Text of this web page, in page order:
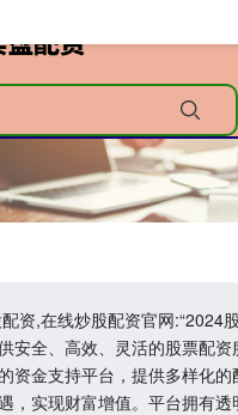
资,在线炒股配资官网:“2024
安全、高效、灵活的股票配资
资金支持平台，提供多样化的
，实现财富增值。平台拥有透